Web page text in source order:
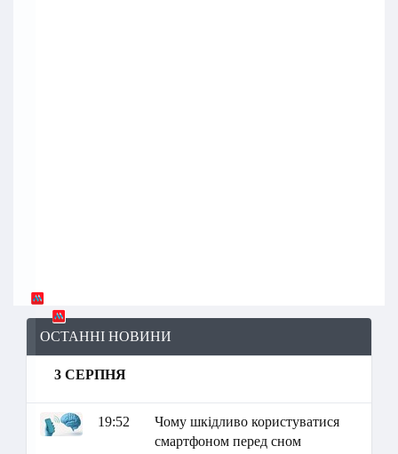
ОСТАННІ НОВИНИ
3 СЕРПНЯ
19:52
Чому шкідливо користуватися
смартфоном перед сном